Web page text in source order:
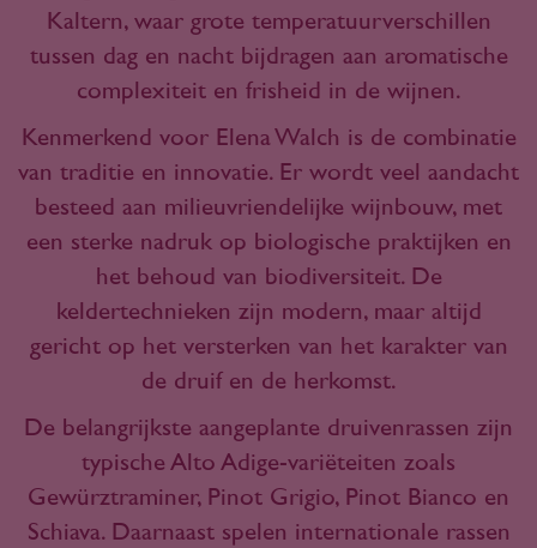
Kaltern, waar grote temperatuurverschillen
tussen dag en nacht bijdragen aan aromatische
complexiteit en frisheid in de wijnen.
Kenmerkend voor Elena Walch is de combinatie
van traditie en innovatie. Er wordt veel aandacht
besteed aan milieuvriendelijke wijnbouw, met
een sterke nadruk op biologische praktijken en
het behoud van biodiversiteit. De
keldertechnieken zijn modern, maar altijd
gericht op het versterken van het karakter van
de druif en de herkomst.
De belangrijkste aangeplante druivenrassen zijn
typische Alto Adige-variëteiten zoals
Gewürztraminer, Pinot Grigio, Pinot Bianco en
Schiava. Daarnaast spelen internationale rassen